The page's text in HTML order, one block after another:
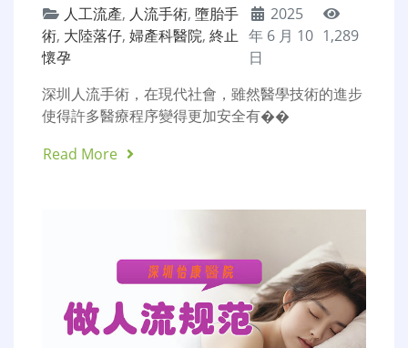
人工流產, 人流手術, 墮胎手
術, 大陸落仔, 婦產科醫院, 終止
懷孕
2025
年 6 月 10
日
1,289
深圳人流手術，在現代社會，雖然醫學技術的進步
使得許多醫療程序變得更加安全有��
Read More